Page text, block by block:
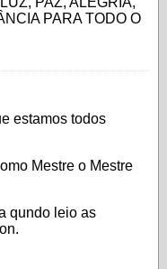
PARA TODO O
estamos todos
Mestre o Mestre
qundo leio as